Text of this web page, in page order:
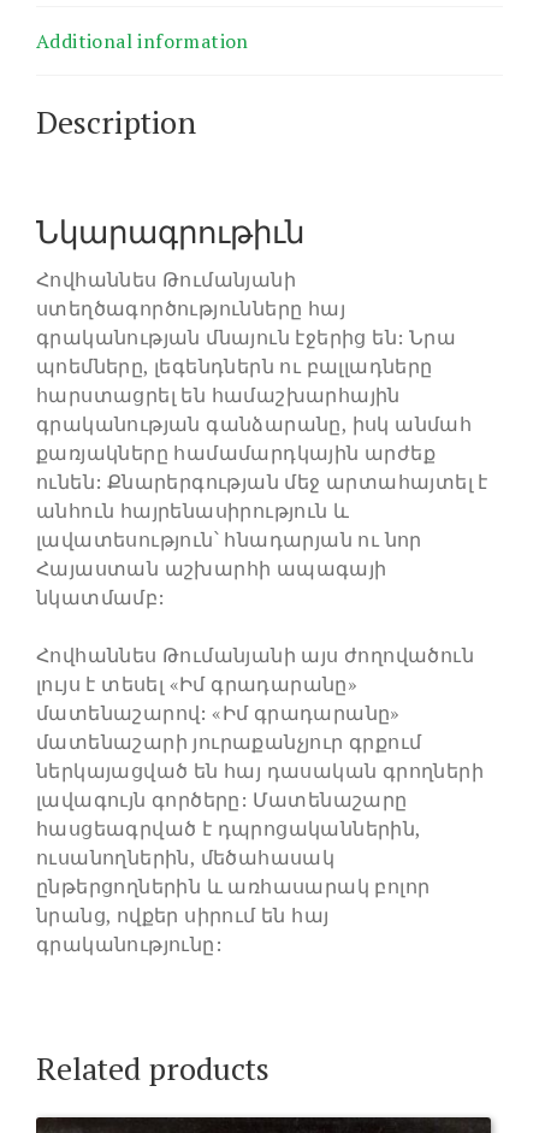
Additional information
Description
Նկարագրութիւն
Հովհաննես Թումանյանի
ստեղծագործությունները հայ
գրականության մնայուն էջերից են: Նրա
պոեմները, լեգենդներն ու բալլադները
հարստացրել են համաշխարհային
գրականության գանձարանը, իսկ անմահ
քառյակները համամարդկային արժեք
ունեն: Քնարերգության մեջ արտահայտել է
անհուն հայրենասիրություն և
լավատեսություն՝ հնադարյան ու նոր
Հայաստան աշխարհի ապագայի
նկատմամբ:
​Հովհաննես Թումանյանի այս ժողովածուն
լույս է տեսել «Իմ գրադարանը»
մատենաշարով: «Իմ գրադարանը»
մատենաշարի յուրաքանչյուր գրքում
ներկայացված են հայ դասական գրողների
լավագույն գործերը: Մատենաշարը
հասցեագրված է դպրոցականներին,
ուսանողներին, մեծահասակ
ընթերցողներին և առհասարակ բոլոր
նրանց, ովքեր սիրում են հայ
գրականությունը:
Related products